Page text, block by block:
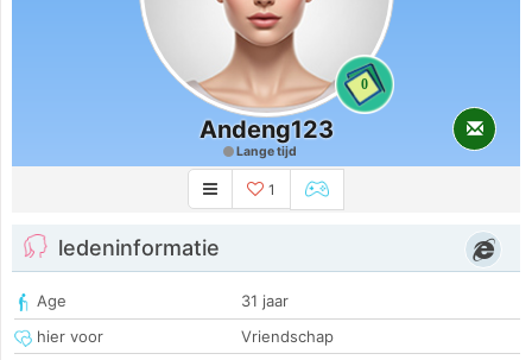
0
Andeng123
Lange tijd
1
ledeninformatie
Age
31 jaar
hier voor
Vriendschap